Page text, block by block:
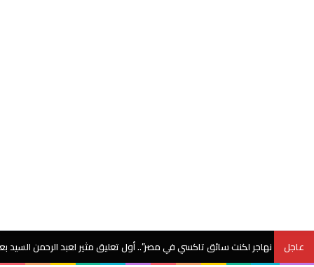
عاجل
لم نهاجر لكنت سائق تاكسي في مصر”.. أول تعليق مثير لعبد الرحمن السيد بعد